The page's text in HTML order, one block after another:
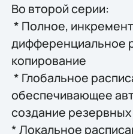
Во второй серии:
* Полное,
дифференциальное
копирование
* Глобальное
обеспечивающее
создание
* Локальное